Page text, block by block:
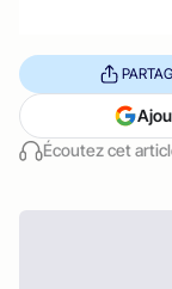
Écoutez cet